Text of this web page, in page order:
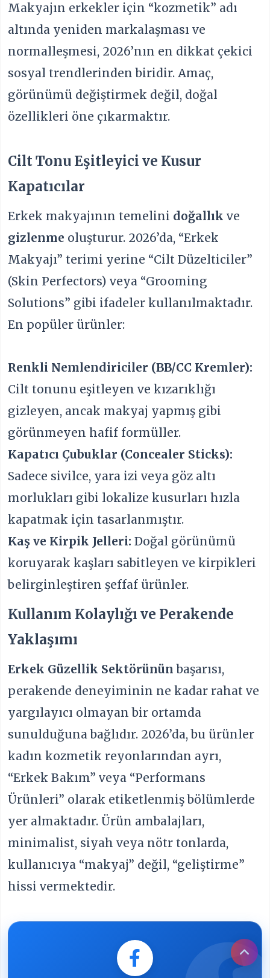
Makyajın erkekler için “kozmetik” adı
altında yeniden markalaşması ve
normalleşmesi, 2026’nın en dikkat çekici
sosyal trendlerinden biridir. Amaç,
görünümü değiştirmek değil, doğal
özellikleri öne çıkarmaktır.
Cilt Tonu Eşitleyici ve Kusur
Kapatıcılar
Erkek makyajının temelini doğallık ve
gizlenme oluşturur. 2026’da, “Erkek
Makyajı” terimi yerine “Cilt Düzelticiler”
(Skin Perfectors) veya “Grooming
Solutions” gibi ifadeler kullanılmaktadır.
En popüler ürünler:
Renkli Nemlendiriciler (BB/CC Kremler):
Cilt tonunu eşitleyen ve kızarıklığı
gizleyen, ancak makyaj yapmış gibi
görünmeyen hafif formüller.
Kapatıcı Çubuklar (Concealer Sticks):
Sadece sivilce, yara izi veya göz altı
morlukları gibi lokalize kusurları hızla
kapatmak için tasarlanmıştır.
Kaş ve Kirpik Jelleri: Doğal görünümü
koruyarak kaşları sabitleyen ve kirpikleri
belirginleştiren şeffaf ürünler.
Kullanım Kolaylığı ve Perakende
Yaklaşımı
Erkek Güzellik Sektörününbaşarısı,
perakende deneyiminin ne kadar rahat ve
yargılayıcı olmayan bir ortamda
sunulduğuna bağlıdır. 2026’da, bu ürünler
kadın kozmetik reyonlarından ayrı,
“Erkek Bakım” veya “Performans
Ürünleri” olarak etiketlenmiş bölümlerde
yer almaktadır. Ürün ambalajları,
minimalist, siyah veya nötr tonlarda,
kullanıcıya “makyaj” değil, “geliştirme”
hissi vermektedir.